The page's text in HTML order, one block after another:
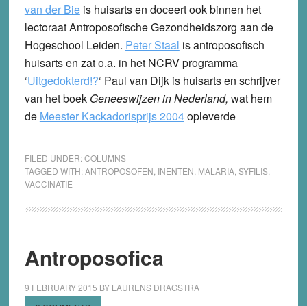
van der Bieis huisarts en doceert ook binnen het
lectoraat Antroposofische Gezondheidszorg aan de
Hogeschool Leiden. Peter Staal is antroposofisch
huisarts en zat o.a. in het NCRV programma
‘Uitgedokterd!?‘ Paul van Dijk is huisarts en schrijver
van het boek Geneeswijzen in Nederland, wat hem
de Meester Kackadorisprijs 2004opleverde
FILED UNDER:COLUMNS
TAGGED WITH:ANTROPOSOFEN INENTEN MALARIA, SYFILIS,
VACCINATIE
Antroposofica
9 FEBRUARY 2015 BY LAURENS DRAGSTRA